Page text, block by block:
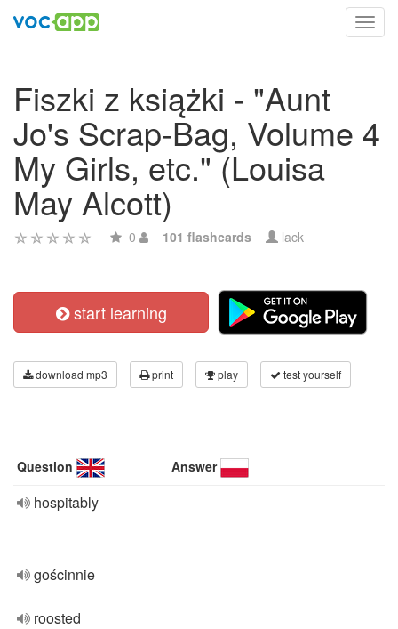
Fiszki z książki - "Aunt
Jo's Scrap-Bag, Volume 4
My Girls, etc." (Louisa
May Alcott)
0 101 flashcards lack
start learning
download mp3 print play test yourself
Question Answer
hospitably
gościnnie
roosted